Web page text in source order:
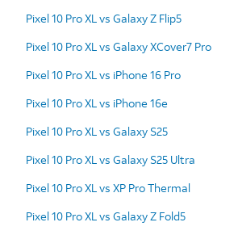
Pixel 10 Pro XL vs Galaxy Z Flip5
Pixel 10 Pro XL vs Galaxy XCover7 Pro
Pixel 10 Pro XL vs iPhone 16 Pro
Pixel 10 Pro XL vs iPhone 16e
Pixel 10 Pro XL vs Galaxy S25
Pixel 10 Pro XL vs Galaxy S25 Ultra
Pixel 10 Pro XL vs XP Pro Thermal
Pixel 10 Pro XL vs Galaxy Z Fold5